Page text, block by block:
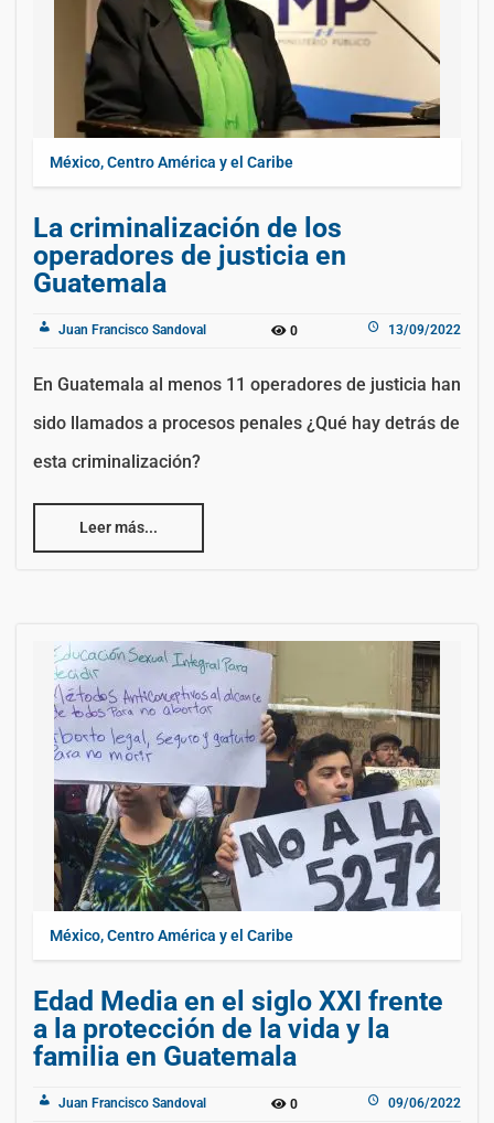
México, Centro América y el Caribe
La criminalización de los
operadores de justicia en
Guatemala
Juan Francisco Sandoval 0 13/09/2022
En Guatemala al menos 11 operadores de justicia han
sido llamados a procesos penales ¿Qué hay detrás de
esta criminalización?
Leer más...
México, Centro América y el Caribe
Edad Media en el siglo XXI frente
a la protección de la vida y la
familia en Guatemala
Juan Francisco Sandoval 0 09/06/2022